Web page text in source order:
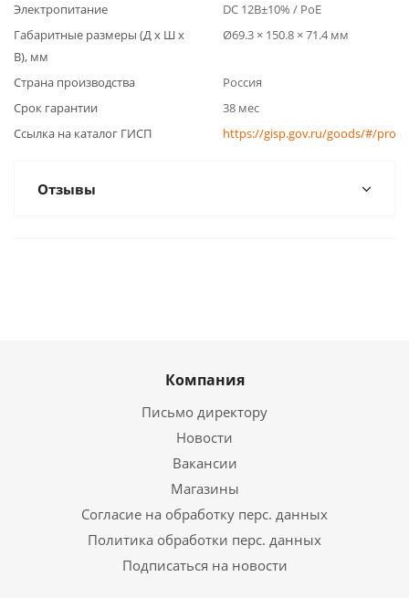
Электропитание
DC 12B±10% / PoE
Габаритные размеры (Д x Ш x
В), мм
Ø69.3 × 150.8 × 71.4 мм
Страна производства
Россия
Срок гарантии
38 мес
Ссылка на каталог ГИСП
https://gisp.gov.ru/goods/#/
Отзывы
Компания
Письмо директору
Новости
Вакансии
Магазины
Согласие на обработку перс. данных
Политика обработки перс. данных
Подписаться на новости